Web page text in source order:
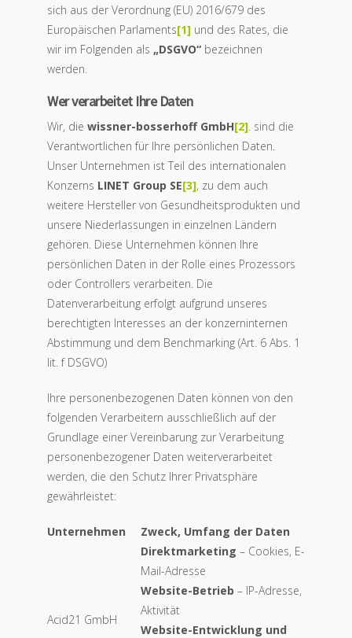
sich aus der Verordnung (EU) 2016/679 des
Europäischen Parlaments[1] und des Rates, die
wir im Folgenden als „DSGVO“ bezeichnen
werden.
Wer verarbeitet Ihre Daten
Wir, die wissner-bosserhoff GmbH[2]. sind die
Verantwortlichen für Ihre persönlichen Daten.
Unser Unternehmen ist Teil des internationalen
Konzerns LINET Group SE[3], zu dem auch
weitere Hersteller von Gesundheitsprodukten und
unsere Niederlassungen in einzelnen Ländern
gehören. Diese Unternehmen können Ihre
persönlichen Daten in der Rolle eines Prozessors
oder Controllers verarbeiten. Die
Datenverarbeitung erfolgt aufgrund unseres
berechtigten Interesses an der konzerninternen
Abstimmung und dem Benchmarking (Art. 6 Abs. 1
lit. f DSGVO)
Ihre personenbezogenen Daten können von den
folgenden Verarbeitern ausschließlich auf der
Grundlage einer Vereinbarung zur Verarbeitung
personenbezogener Daten weiterverarbeitet
werden, die den Schutz Ihrer Privatsphäre
gewährleistet:
Unternehmen Zweck, Umfang der Daten
Acid21 GmbH
Direktmarketing – Cookies, E-
Mail-Adresse
Website-Betrieb – IP-Adresse,
Aktivität
Website-Entwicklung und